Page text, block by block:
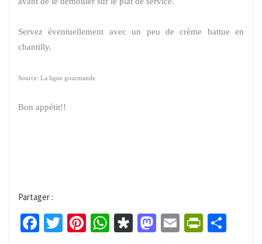
Servez éventuellement avec un peu de crème battue en
chantilly.
Source: La ligne gourmande
Bon appétit!!
Partager :
Facebook
Twitter
Pinterest
WhatsApp
Diaspora
Mastodon
Email